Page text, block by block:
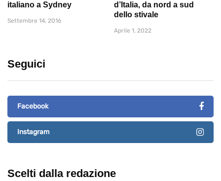
italiano a Sydney
Settembre 14, 2016
d’Italia, da nord a sud
dello stivale
Aprile 1, 2022
Seguici
Facebook
Instagram
Scelti dalla redazione